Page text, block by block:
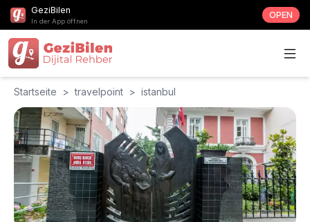
GeziBilen
In der App öffnen
OPEN
Startseite > travelpoint > istanbul